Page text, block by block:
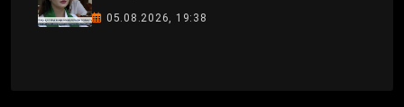
05.08.2026, 19:38